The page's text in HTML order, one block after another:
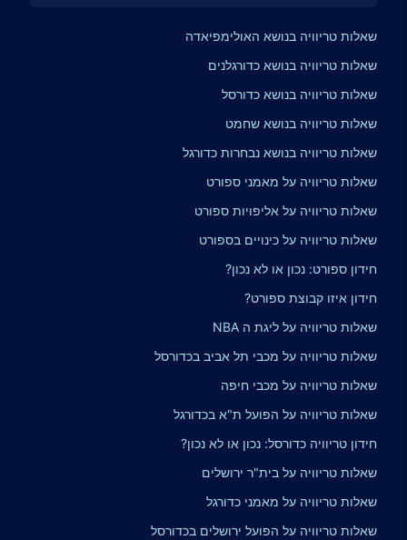
שאלות טריוויה בנושא האולימפיאדה
שאלות טריוויה בנושא כדורגלנים
שאלות טריוויה בנושא כדורסל
שאלות טריוויה בנושא שחמט
שאלות טריוויה בנושא נבחרות כדורגל
שאלות טריוויה על מאמני ספורט
שאלות טריוויה על אליפויות ספורט
שאלות טריוויה על כינויים בספורט
חידון ספורט: נכון או לא נכון?
חידון איזו קבוצת ספורט?
שאלות טריוויה על ליגת ה NBA
שאלות טריוויה על מכבי תל אביב בכדורסל
שאלות טריוויה על מכבי חיפה
שאלות טריוויה על הפועל ת"א בכדורגל
חידון טריוויה כדורסל: נכון או לא נכון?
שאלות טריוויה על בית"ר ירושלים
שאלות טריוויה על מאמני כדורגל
שאלות טריוויה על הפועל ירושלים בכדורסל